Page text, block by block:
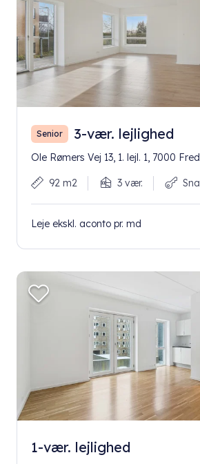
Senior 3-vær. lejlighed
Ole Rømers Vej 13, 1. lejl. 1, 7000
92 m2 3 vær.
Leje ekskl. aconto pr. md
1-vær. lejlighed